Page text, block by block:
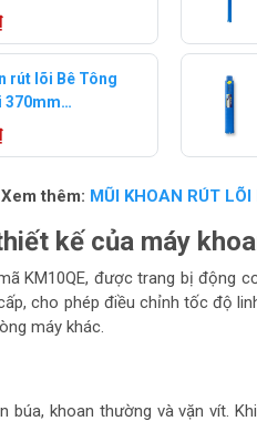
rút lõi Bê Tông
370mm
56*370
Xem thêm: MŨI KHOAN RÚT LÕI
kế của máy
KM10QE, được trang bị động
cho phép điều chỉnh tốc độ
máy khác.
búa, khoan thường và vặn vít.